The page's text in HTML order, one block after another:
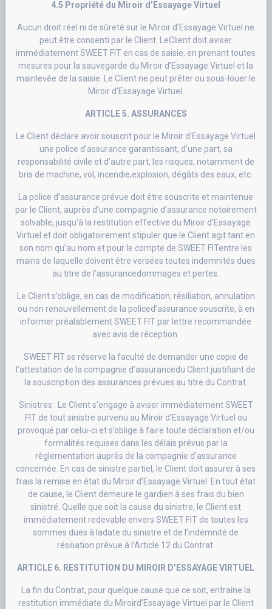
4.5 Propriété du Miroir d’Essayage Virtuel
Aucun droit réel ni de sûreté sur le Miroir d’Essayage Virtuel ne
peut être consenti par le Client. LeClient doit aviser
immédiatement SWEET FIT en cas de saisie, en prenant toutes
mesures pour la sauvegarde du Miroir d’Essayage Virtuel et la
mainlevée de la saisie. Le Client ne peut prêter ou sous-louer le
Miroir d’Essayage Virtuel.
ARTICLE 5. ASSURANCES
Le Client déclare avoir souscrit pour le Miroir d’Essayage Virtuel
une police d’assurance garantissant, d’une part, sa
responsabilité civile et d’autre part, les risques, notamment de
bris de machine, vol, incendie,explosion, dégâts des eaux, etc.
La police d’assurance prévue doit être souscrite et maintenue
par le Client, auprès d’une compagnie d’assurance notoirement
solvable, jusqu’à la restitution effective du Miroir d’Essayage
Virtuel et doit obligatoirement stipuler que le Client agit tant en
son nom qu’au nom et pour le compte de SWEET FITentre les
mains de laquelle doivent être versées toutes indemnités dues
au titre de l’assurancedommages et pertes.
Le Client s’oblige, en cas de modification, résiliation, annulation
ou non renouvellement de la policed’assurance souscrite, à en
informer préalablement SWEET FIT par lettre recommandée
avec avis de réception.
SWEET FIT se réserve la faculté de demander une copie de
l’attestation de la compagnie d’assurancedu Client justifiant de
la souscription des assurances prévues au titre du Contrat.
Sinistres : Le Client s’engage à aviser immédiatement SWEET
FIT de tout sinistre survenu au Miroir d’Essayage Virtuel ou
provoqué par celui-ci et s’oblige à faire toute déclaration et/ou
formalités requises dans les délais prévus par la
règlementation auprès de la compagnie d’assurance
concernée. En cas de sinistre partiel, le Client doit assurer à ses
frais la remise en état du Miroir d’Essayage Virtuel. En tout état
de cause, le Client demeure le gardien à ses frais du bien
sinistré. Quelle que soit la cause du sinistre, le Client est
immédiatement redevable envers SWEET FIT de toutes les
sommes dues à ladate du sinistre et de l’indemnité de
résiliation prévue à l’Article 12 du Contrat.
ARTICLE 6. RESTITUTION DU MIROIR D’ESSAYAGE VIRTUEL
La fin du Contrat, pour quelque cause que ce soit, entraîne la
restitution immédiate du Miroird’Essayage Virtuel par le Client